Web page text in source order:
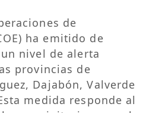
de
ha emitido de
nivel de alerta
provincias de
Dajabón, Valverde
medida responde al